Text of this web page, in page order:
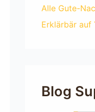
Alle Gute-
Erklärbär auf
Blog